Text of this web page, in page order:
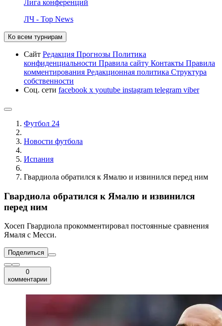
Лига конференций
ЛЧ - Top News
Ко всем турнирам
Сайт Редакция Прогнозы Политика
конфиденциальности Правила сайту Контакты Правила
комментирования Редакционная политика Структура
собственности
Соц. сети facebook x youtube instagram telegram viber
Футбол 24
Новости футбола
Испания
Гвардиола обратился к Ямалю и извинился перед ним
Гвардиола обратился к Ямалю и извинился
перед ним
Хосеп Гвардиола прокомментировал постоянные сравнения
Ямаля с Месси.
Поделиться
0
комментарии